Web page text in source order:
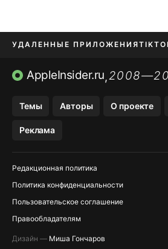
УДАЛЕННЫЕ ПРИЛОЖЕНИЯ
ПРИЛОЖЕНИЯ БЕЗ APP STORE
AppleInsider.ru,
Темы Авторы О проекте
Реклама
Редакционная политика
Политика конфиденциальности
Пользовательское соглашение
Правообладателям
Дизайн — Миша Гончаров